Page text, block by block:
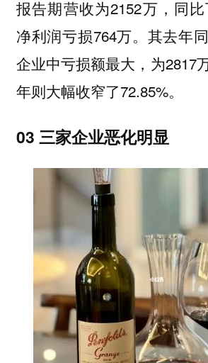
报告期营收为2152万，同比
净利润亏损764万。其去年
企业中亏损额最大，为2817
年则大幅收窄了72.85%。
03 三家企业恶化明显